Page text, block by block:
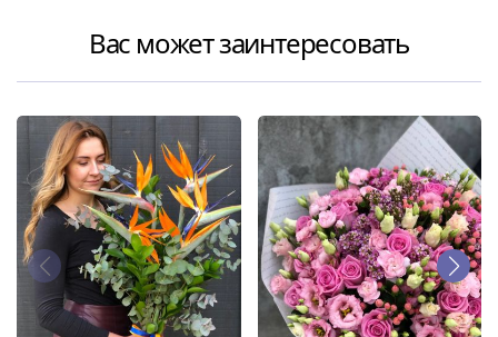
Вас может заинтересовать